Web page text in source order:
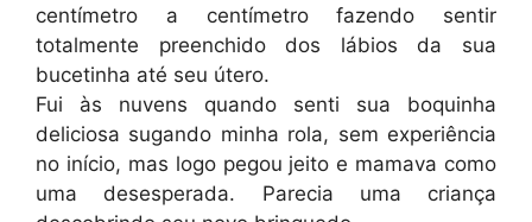
centímetro a centímetro fazendo sentir
totalmente preenchido dos lábios da sua
bucetinha até seu útero.
Fui às nuvens quando senti sua boquinha
deliciosa sugando minha rola, sem experiência
no início, mas logo pegou jeito e mamava como
uma desesperada. Parecia uma criança